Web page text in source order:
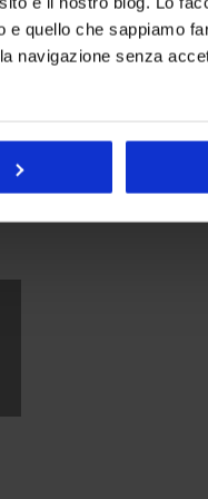
quello che sappiamo
navigazione senza